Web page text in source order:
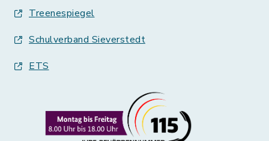
Treenespiegel
Schulverband Sieverstedt
ETS